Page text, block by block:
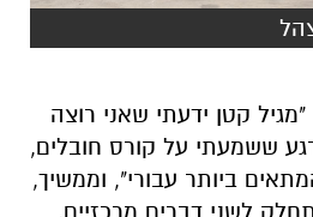
קטן ידעתי שאני רוצה
ששמעתי על קורס חובלים,
ביותר עבורי", וממשיך,